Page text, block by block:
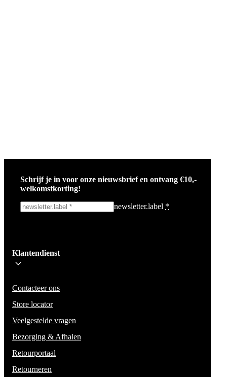
Schrijf je in voor onze nieuwsbrief en ontvang €10,-
welkomstkorting!
newsletter.label *
Wees op de hoogte voor het laatste nieuws, campagnes en acties. We
mail niet delen en geen spam verzenden.
Klantendienst
Contacteer ons
Store locator
Veelgestelde vragen
Bezorging & Afhalen
Retourportaal
Retourneren